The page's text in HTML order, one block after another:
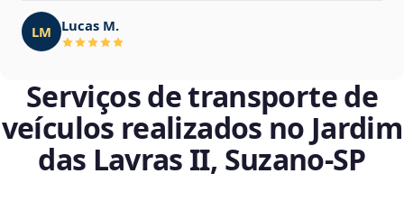
LM Lucas M.
Serviços de transporte de
veículos realizados no Jardim
das Lavras II, Suzano‑SP